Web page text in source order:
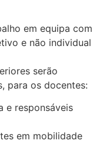
em equipa com
e não individual
serão
para os docentes:
e responsáveis
em mobilidade